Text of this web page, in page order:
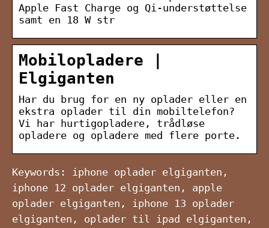
Apple Fast Charge og Qi-understøttelse
samt en 18 W str
Mobilopladere |
Elgiganten
Har du brug for en ny oplader eller en
ekstra oplader til din mobiltelefon?
Vi har hurtigopladere, trådløse
opladere og opladere med flere porte.
Keywords: iphone oplader elgiganten,
iphone 12 oplader elgiganten, apple
oplader elgiganten, iphone 13 oplader
elgiganten, oplader til ipad elgiganten,